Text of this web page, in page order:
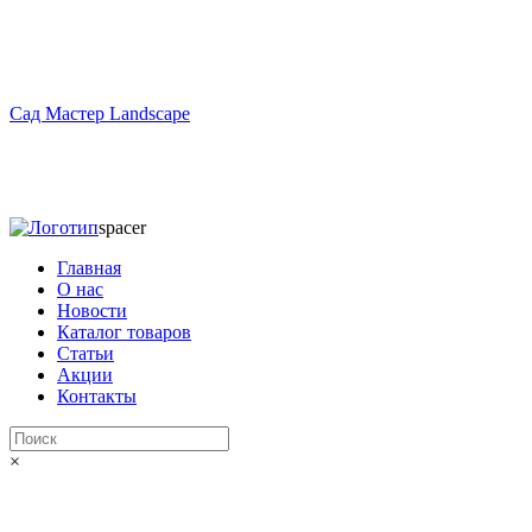
Сад Мастер Landscape
spacer
Главная
О нас
Новости
Каталог товаров
Статьи
Акции
Контакты
×